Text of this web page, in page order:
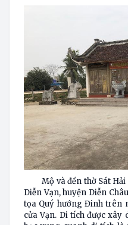
Mộ và đền thờ Sát
Diễn Vạn, huyện Diễn
tọa Quý hướng Đinh trên
cửa Vạn. Di tích được xây